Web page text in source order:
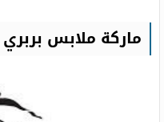
ماركة ملابس بربري Burberry